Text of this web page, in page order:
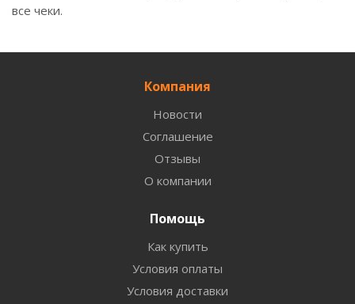
все чеки.
Компания
Новости
Соглашение
Отзывы
О компании
Помощь
Как купить
Условия оплаты
Условия доставки